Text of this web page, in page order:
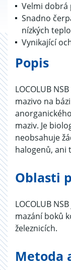
Velmi
Snadno
nízkých
Vynikající
Popis
LOCOLUB
mazivo na
maziv. Je
neobsahuje
halogenů, ani
Oblasti
LOCOLUB
mazání boků
železnicích.
Metoda